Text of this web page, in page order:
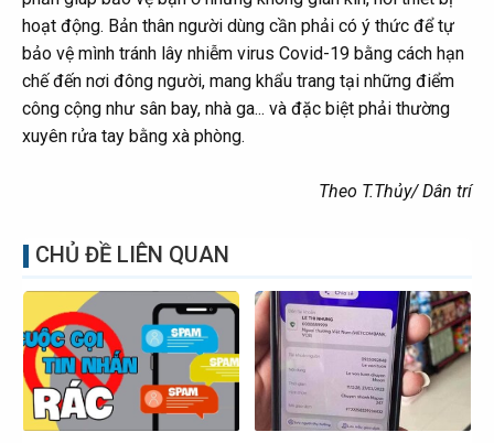
hoạt động. Bản thân người dùng cần phải có ý thức để tự
bảo vệ mình tránh lây nhiễm virus Covid-19 bằng cách hạn
chế đến nơi đông người, mang khẩu trang tại những điểm
công cộng như sân bay, nhà ga... và đặc biệt phải thường
xuyên rửa tay bằng xà phòng.
Theo T.Thủy/ Dân trí
CHỦ ĐỀ LIÊN QUAN